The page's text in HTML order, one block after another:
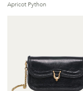
Apricot Python